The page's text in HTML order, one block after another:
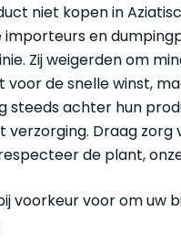
niet kopen in
en
Zij weigerden om
voor de snelle winst,
steeds achter hun
Draag zorg
de plant,
bij voorkeur voor om